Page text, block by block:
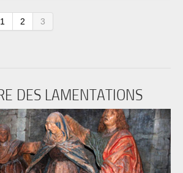
1 2 3
DES LAMENTATIONS